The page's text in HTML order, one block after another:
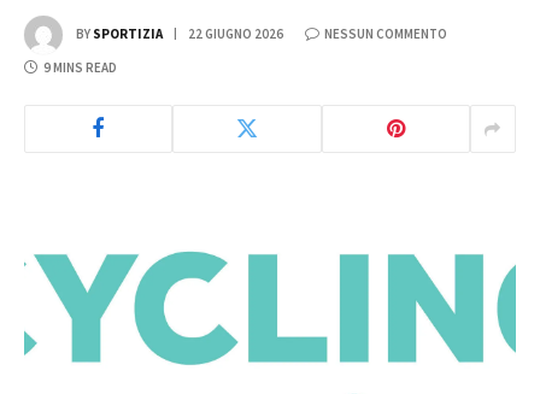
BY SPORTIZIA 22 GIUGNO 2026 NESSUN COMMENTO
9 MINS READ